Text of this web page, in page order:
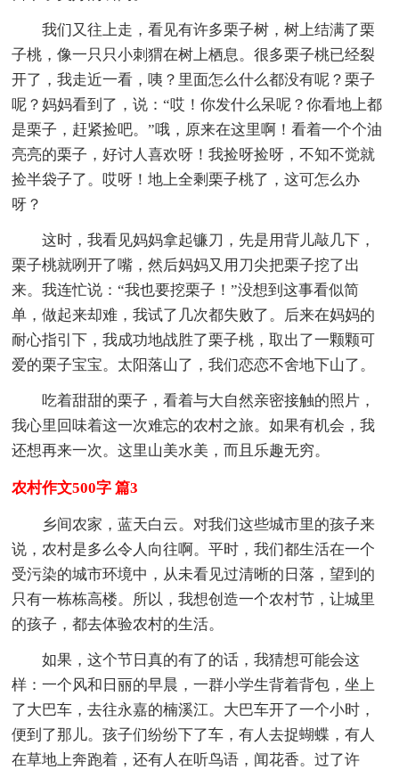
我们又往上走，看见有许多栗子树，树上结满了栗
子桃，像一只只小刺猬在树上栖息。很多栗子桃已经裂
开了，我走近一看，咦？里面怎么什么都没有呢？栗子
呢？妈妈看到了，说：“哎！你发什么呆呢？你看地上都
是栗子，赶紧捡吧。”哦，原来在这里啊！看着一个个油
亮亮的栗子，好讨人喜欢呀！我捡呀捡呀，不知不觉就
捡半袋子了。哎呀！地上全剩栗子桃了，这可怎么办
呀？
这时，我看见妈妈拿起镰刀，先是用背儿敲几下，
栗子桃就咧开了嘴，然后妈妈又用刀尖把栗子挖了出
来。我连忙说：“我也要挖栗子！”没想到这事看似简
单，做起来却难，我试了几次都失败了。后来在妈妈的
耐心指引下，我成功地战胜了栗子桃，取出了一颗颗可
爱的栗子宝宝。太阳落山了，我们恋恋不舍地下山了。
吃着甜甜的栗子，看着与大自然亲密接触的照片，
我心里回味着这一次难忘的农村之旅。如果有机会，我
还想再来一次。这里山美水美，而且乐趣无穷。
农村作文500字 篇3
乡间农家，蓝天白云。对我们这些城市里的孩子来
说，农村是多么令人向往啊。平时，我们都生活在一个
受污染的城市环境中，从未看见过清晰的日落，望到的
只有一栋栋高楼。所以，我想创造一个农村节，让城里
的孩子，都去体验农村的生活。
如果，这个节日真的有了的话，我猜想可能会这
样：一个风和日丽的早晨，一群小学生背着背包，坐上
了大巴车，去往永嘉的楠溪江。大巴车开了一个小时，
便到了那儿。孩子们纷纷下了车，有人去捉蝴蝶，有人
在草地上奔跑着，还有人在听鸟语，闻花香。过了许